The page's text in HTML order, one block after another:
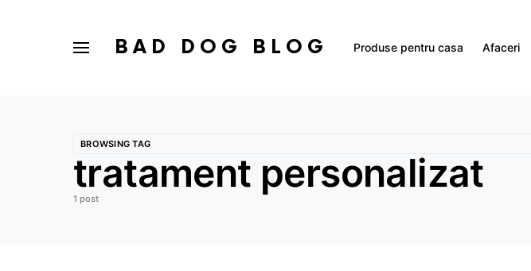
BAD DOG BLOG Produse pentru casa Afaceri
BROWSING TAG
tratament personalizat
1 post